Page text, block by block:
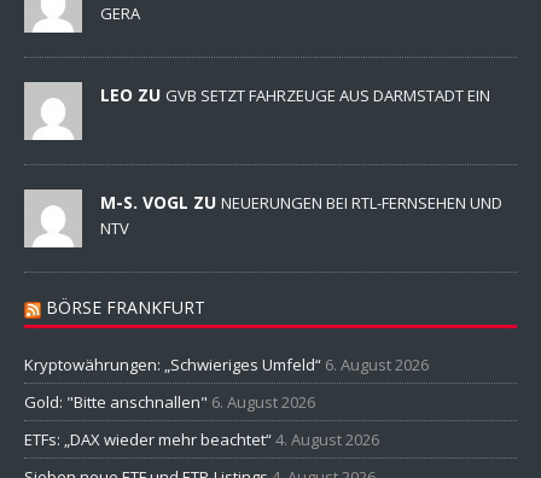
GERA
LEO ZU GVB SETZT FAHRZEUGE AUS DARMSTADT EIN
M-S. VOGL ZU NEUERUNGEN BEI RTL-FERNSEHEN UND
NTV
BÖRSE FRANKFURT
Kryptowährungen: „Schwieriges Umfeld“ 6. August 2026
Gold: "Bitte anschnallen" 6. August 2026
ETFs: „DAX wieder mehr beachtet“4. August 2026